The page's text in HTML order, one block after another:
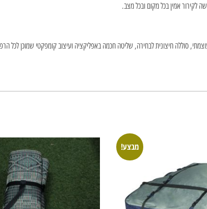
לקירור אמין בכל מקום ובכל מצב.
מבצע!